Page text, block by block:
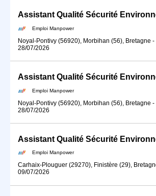
Emploi Manpower
Noyal-Pontivy (56920), Morbihan (56), Bretagne -
28/07/2026
Emploi Manpower
Noyal-Pontivy (56920), Morbihan (56), Bretagne -
28/07/2026
Emploi Manpower
Carhaix-Plouguer (29270), Finistère (29),
09/07/2026